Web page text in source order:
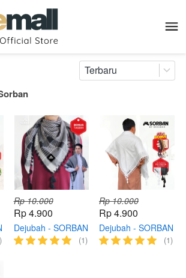
Terbaru
Rp 10.000
Rp 4.900
Dejubah - SORBAN
tactical timbul
(1)
Rp 10.000
Rp 4.900
Dejubah - SORBAN
Putih & Hitam Polos
(1)